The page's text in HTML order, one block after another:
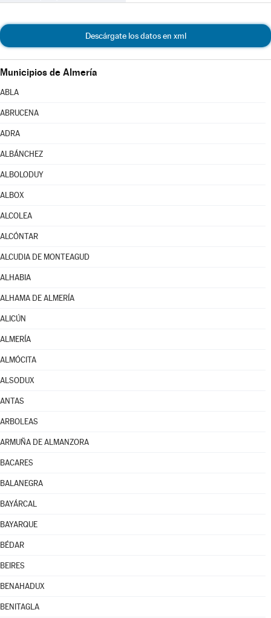
Descárgate los datos en xml
Municipios de Almería
ABLA
ABRUCENA
ADRA
ALBÁNCHEZ
ALBOLODUY
ALBOX
ALCOLEA
ALCÓNTAR
ALCUDIA DE MONTEAGUD
ALHABIA
ALHAMA DE ALMERÍA
ALICÚN
ALMERÍA
ALMÓCITA
ALSODUX
ANTAS
ARBOLEAS
ARMUÑA DE ALMANZORA
BACARES
BALANEGRA
BAYÁRCAL
BAYARQUE
BÉDAR
BEIRES
BENAHADUX
BENITAGLA